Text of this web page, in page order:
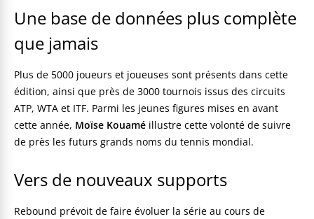
Une base de données plus complète
que jamais
Plus de 5000 joueurs et joueuses sont présents dans cette
édition, ainsi que près de 3000 tournois issus des circuits
ATP, WTA et ITF. Parmi les jeunes figures mises en avant
cette année, Moïse Kouamé illustre cette volonté de suivre
de près les futurs grands noms du tennis mondial.
Vers de nouveaux supports
Rebound prévoit de faire évoluer la série au cours de